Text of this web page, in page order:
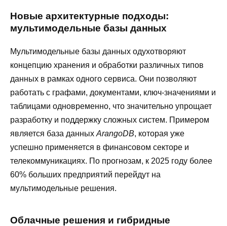
Новые архитектурные подходы:
мультимодельные базы данных
Мультимодельные базы данных одухотворяют
концепцию хранения и обработки различных типов
данных в рамках одного сервиса. Они позволяют
работать с графами, документами, ключ-значениями и
таблицами одновременно, что значительно упрощает
разработку и поддержку сложных систем. Примером
является база данных ArangoDB, которая уже
успешно применяется в финансовом секторе и
телекоммуникациях. По прогнозам, к 2025 году более
60% больших предприятий перейдут на
мультимодельные решения.
Облачные решения и гибридные